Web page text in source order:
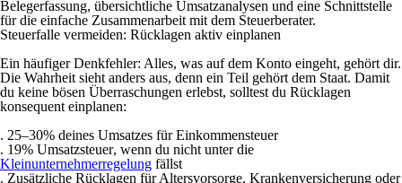
Belegerfassung, übersichtliche Umsatzanalysen und eine Schnittstelle
für die einfache Zusammenarbeit mit dem Steuerberater.
Steuerfalle vermeiden: Rücklagen aktiv einplanen
Ein häufiger Denkfehler: Alles, was auf dem Konto eingeht, gehört dir.
Die Wahrheit sieht anders aus, denn ein Teil gehört dem Staat. Damit
du keine bösen Überraschungen erlebst, solltest du Rücklagen
konsequent einplanen:
. 25–30% deines Umsatzes für Einkommensteuer
. 19% Umsatzsteuer, wenn du nicht unter die
Kleinunternehmerregelung fällst
. Zusätzliche Rücklagen für Altersvorsorge, Krankenversicherung oder